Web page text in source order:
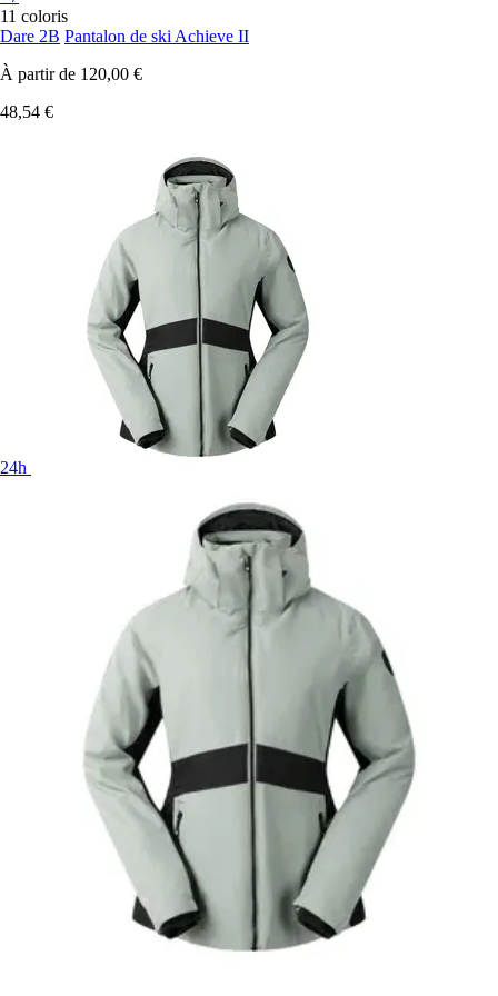
11 coloris
Dare 2B Pantalon de ski Achieve II
À partir de 120,00 €
48,54 €
24h